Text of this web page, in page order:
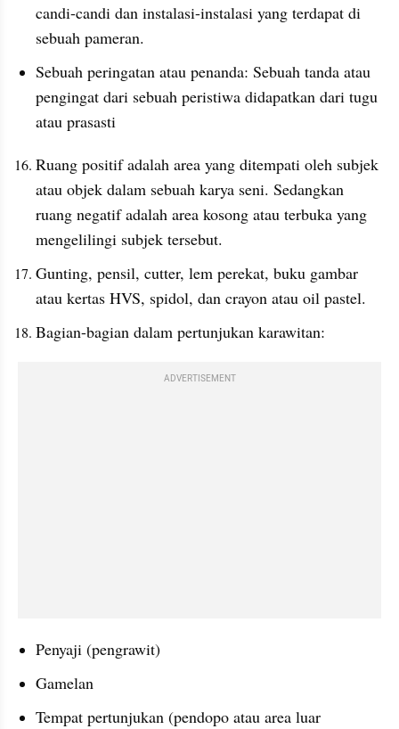
candi-candi dan instalasi-instalasi yang terdapat di
sebuah pameran.
Sebuah peringatan atau penanda: Sebuah tanda atau
pengingat dari sebuah peristiwa didapatkan dari tugu
atau prasasti
Ruang positif adalah area yang ditempati oleh subjek
atau objek dalam sebuah karya seni. Sedangkan
ruang negatif adalah area kosong atau terbuka yang
mengelilingi subjek tersebut.
Gunting, pensil, cutter, lem perekat, buku gambar
atau kertas HVS, spidol, dan crayon atau oil pastel.
Bagian-bagian dalam pertunjukan karawitan:
ADVERTISEMENT
Penyaji (pengrawit)
Gamelan
Tempat pertunjukan (pendopo atau area luar